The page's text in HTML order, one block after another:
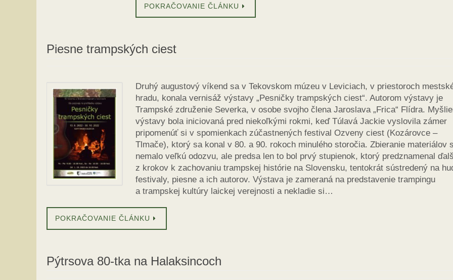
POKRAČOVANIE ČLÁNKU
Piesne trampských ciest
Druhý augustový víkend sa v Tekovskom múzeu v Leviciach, v priestoroch
hradu, konala vernisáž výstavy „Pesničky trampských ciest“. Autorom výstavy je
Trampské združenie Severka, v osobe svojho člena Jaroslava „Frica“ Flídra.
výstavy bola iniciovaná pred niekoľkými rokmi, keď Túlavá Jackie vyslovila zámer
pripomenúť si v spomienkach zúčastnených festival Ozveny ciest (Kozárovce –
Tlmače), ktorý sa konal v 80. a 90. rokoch minulého storočia. Zbieranie materiálov
nemalo veľkú odozvu, ale predsa len to bol prvý stupienok, ktorý predznamenal
z krokov k zachovaniu trampskej histórie na Slovensku, tentokrát sústredený na
festivaly, piesne a ich autorov. Výstava je zameraná na predstavenie trampingu
a trampskej kultúry laickej verejnosti a nekladie si…
POKRAČOVANIE ČLÁNKU
Pýtrsova 80-tka na Halaksincoch